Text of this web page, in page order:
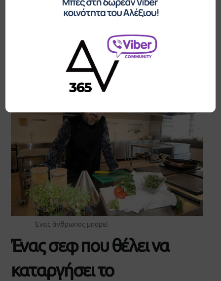
πέντε ηπείρους σε μια σύνθεση συναδέλφωσης, ειρήνης. Ας
Ένας άνθρωπος μπορεί
Ένας σεφ που θέλει να
καταργήσει το